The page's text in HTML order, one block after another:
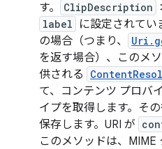
す。
ClipDescription
label
に設定されてい
の場合（つまり、
を返す場合）、このメソ
供される
て、コンテンツ プロバ
イプを取得します。その
保存します。URI が
このメソッドは、MIME